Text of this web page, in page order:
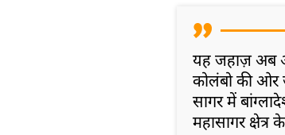
यह जहाज़ अब
कोलंबो की ओर
सागर में
महासागर क्षेत्र